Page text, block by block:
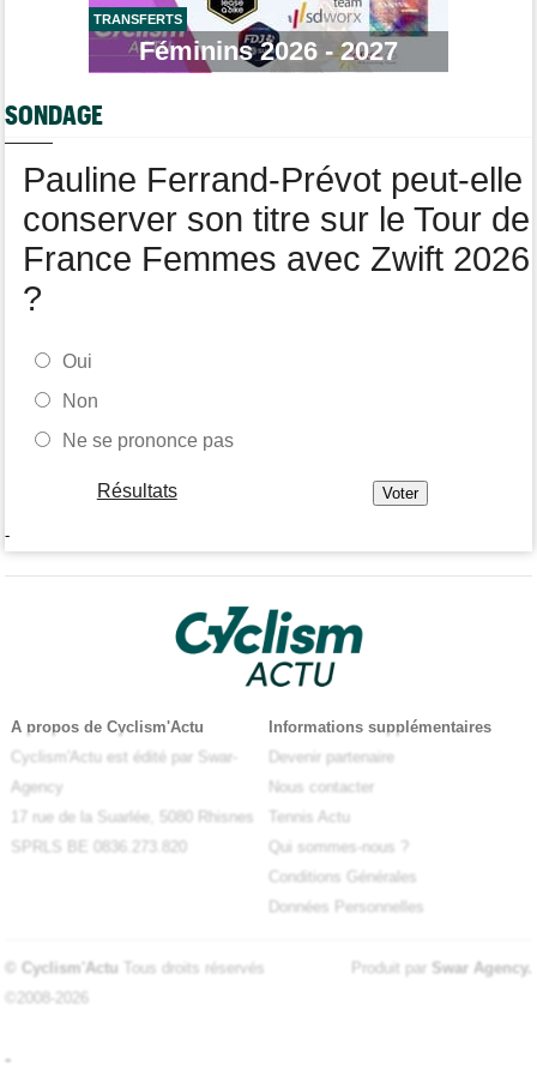
Route
Quels seront les prochains défis du Slovène Tadej Pogacar ?
Soudal Quick-Step a recruté un talentueux sprinteur allemand
TRANSFERTS
Féminins 2026 - 2027
SONDAGE
Pauline Ferrand-Prévot peut-elle
conserver son titre sur le Tour de
France Femmes avec Zwift 2026
?
Oui
Non
Ne se prononce pas
Résultats
-
A propos de Cyclism'Actu
Cyclism'Actu est édité par Swar-
Agency
17 rue de la Suarlée, 5080 Rhisnes
SPRLS BE 0836.273.820
Informations supplémentaires
Devenir partenaire
Nous contacter
Tennis Actu
Qui sommes-nous ?
Conditions Générales
Données Personnelles
© Cyclism'Actu Tous droits réservés
©2008-2026
Produit par Swar Agency.
-